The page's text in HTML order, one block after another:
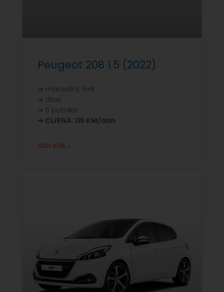
Peugeot 208 1.5 (2022)
➔ manuelni; 5+R
➔ dizel
➔ 5 putnika
➔ CIJENA: 115 KM/dan
VIDI VIŠE »